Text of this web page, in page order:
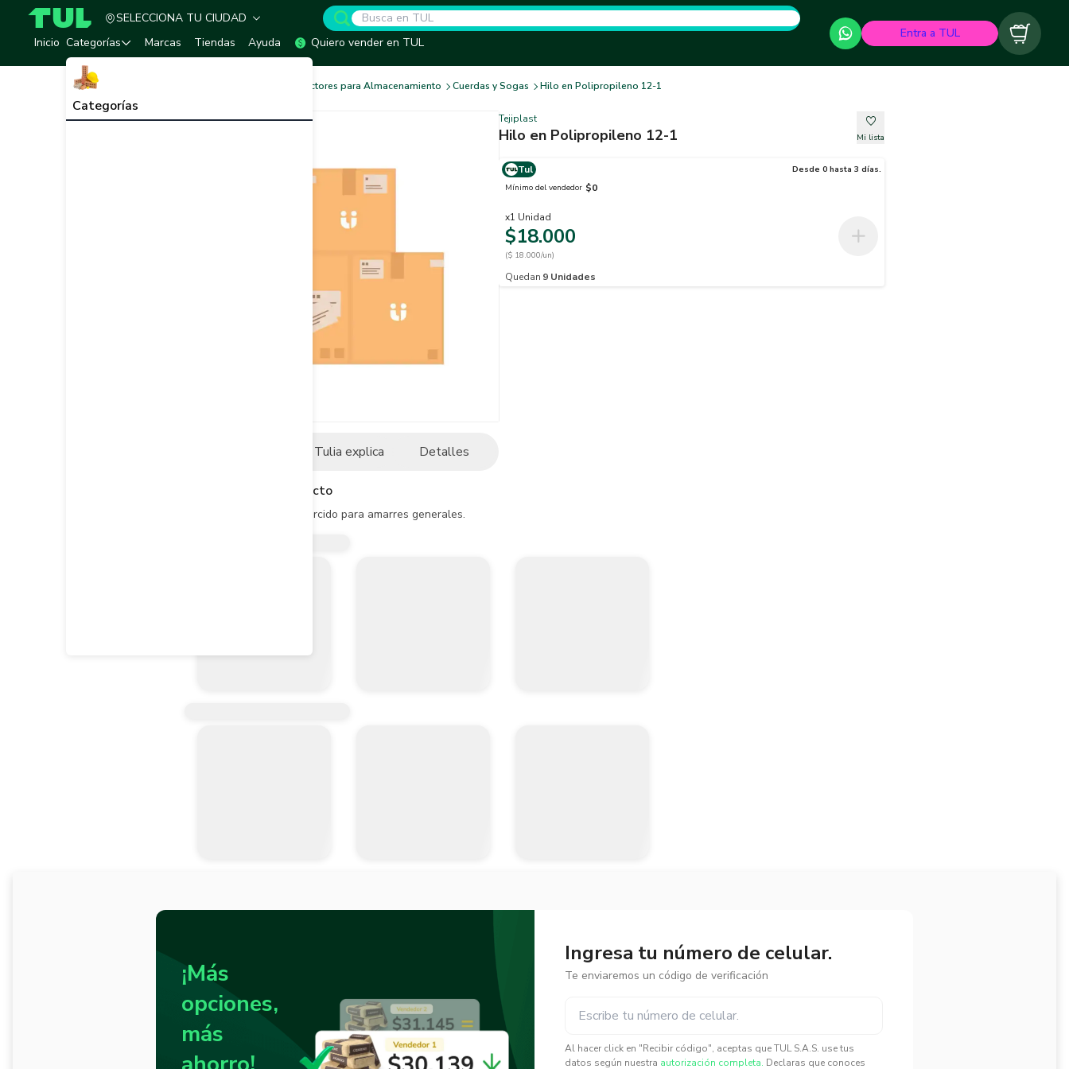
TUL - Tu Marketplace de Construcción
SELECCIONA TU CIUDAD
Inicio Categorías
Categorías
Marcas Tiendas Ayuda Quiero vender en TUL
Entra a TUL Carrito
Amarres y Protectores para Almacenamiento Cuerdas y Sogas Hilo en Polipropileno 12-1
Tulia explica Detalles
Descripción del producto
Hilo en polipropileno retorcido para amarres generales.
Tejiplast
Hilo en Polipropileno 12-1 Mi lista
Tul
Desde 0 hasta 3 días.
Mínimo del vendedor $0
x1 Unidad
$18.000
($ 18.000/un)
Quedan 9 Unidades
¡Más
opciones,
más
Ingresa tu número de celular.
Te enviaremos un código de verificación
Al hacer click en "Recibir código", aceptas que TUL S.A.S. use tus
datos según nuestra autorización completa. Declaras que conoces